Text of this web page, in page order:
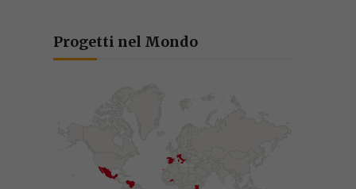
Progetti nel Mondo